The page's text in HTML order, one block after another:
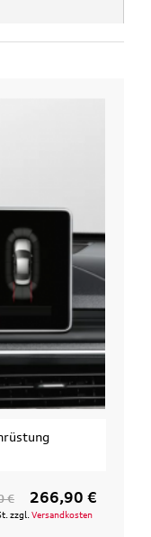
€ 266,90 €
zzgl. Versandkosten